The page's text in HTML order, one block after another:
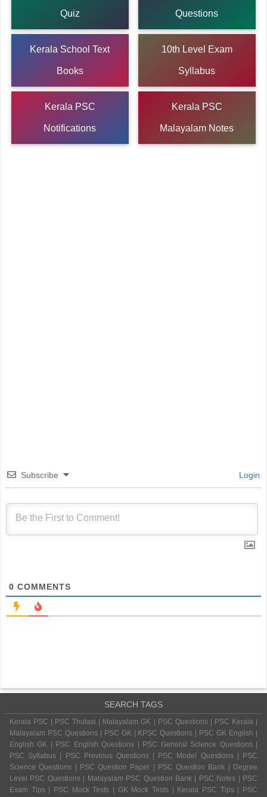
Quiz Questions
Kerala School Text
Books
10th Level Exam
Syllabus
Kerala PSC
Notifications
Kerala PSC
Malayalam Notes
Subscribe Login
0 COMMENTS
SEARCH TAGS
Kerala PSC | PSC Thulasi | Malayalam GK | PSC Questions | PSC Kerala |
Malayalam PSC Questions | PSC GK | KPSC Questions | PSC GK English |
English GK | PSC English Questions | PSC General Science Questions |
PSC Syllabus | PSC Previous Questions | PSC Model Questions | PSC
Science Questions | PSC Question Paper | PSC Question Bank | Degree
Level PSC Questions | Malayalam PSC Question Bank | PSC Notes | PSC
Exam Tips | PSC Mock Tests | GK Mock Tests | Kerala PSC Tips | PSC